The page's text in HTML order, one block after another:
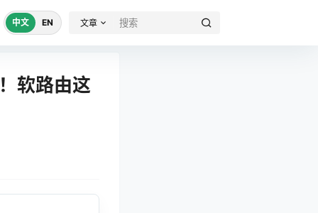
中文 EN 文章
软路由这